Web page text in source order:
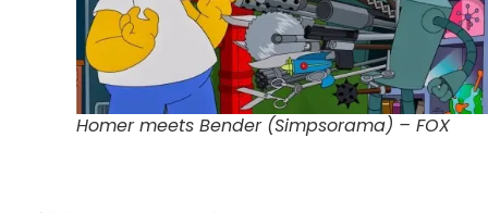
Homer meets Bender (Simpsorama) – FOX